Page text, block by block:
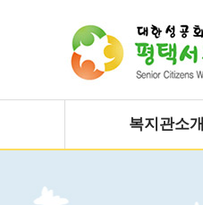
복지관소개